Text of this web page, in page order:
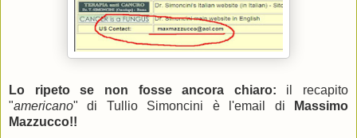
Lo ripeto se non fosse ancora chiaro: il recapito
"americano" di Tullio Simoncini è l'email di
Massimo
Mazzucco!!